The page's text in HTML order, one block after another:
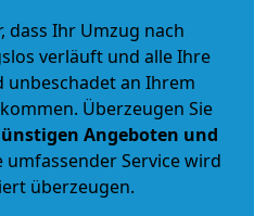
dass Ihr Umzug nach
verläuft und alle Ihre
unbeschadet an Ihrem
Überzeugen Sie
Angeboten und
umfassender Service wird
überzeugen.